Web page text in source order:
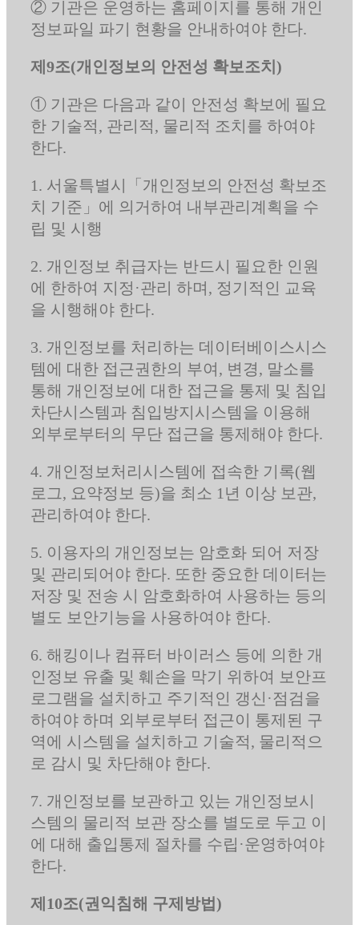
② 기관은 운영하는 홈페이지를 통해 개인
정보파일 파기 현황을 안내하여야 한다.
제9조(개인정보의 안전성 확보조치)
① 기관은 다음과 같이 안전성 확보에 필요
한 기술적, 관리적, 물리적 조치를 하여야
한다.
1. 서울특별시「개인정보의 안전성 확보조
치 기준」에 의거하여 내부관리계획을 수
립 및 시행
2. 개인정보 취급자는 반드시 필요한 인원
에 한하여 지정·관리 하며, 정기적인 교육
을 시행해야 한다.
3. 개인정보를 처리하는 데이터베이스시스
템에 대한 접근권한의 부여, 변경, 말소를
통해 개인정보에 대한 접근을 통제 및 침입
차단시스템과 침입방지시스템을 이용해
외부로부터의 무단 접근을 통제해야 한다.
4. 개인정보처리시스템에 접속한 기록(웹
로그, 요약정보 등)을 최소 1년 이상 보관,
관리하여야 한다.
5. 이용자의 개인정보는 암호화 되어 저장
및 관리되어야 한다. 또한 중요한 데이터는
저장 및 전송 시 암호화하여 사용하는 등의
별도 보안기능을 사용하여야 한다.
6. 해킹이나 컴퓨터 바이러스 등에 의한 개
인정보 유출 및 훼손을 막기 위하여 보안프
로그램을 설치하고 주기적인 갱신·점검을
하여야 하며 외부로부터 접근이 통제된 구
역에 시스템을 설치하고 기술적, 물리적으
로 감시 및 차단해야 한다.
7. 개인정보를 보관하고 있는 개인정보시
스템의 물리적 보관 장소를 별도로 두고 이
에 대해 출입통제 절차를 수립·운영하여야
한다.
제10조(권익침해 구제방법)